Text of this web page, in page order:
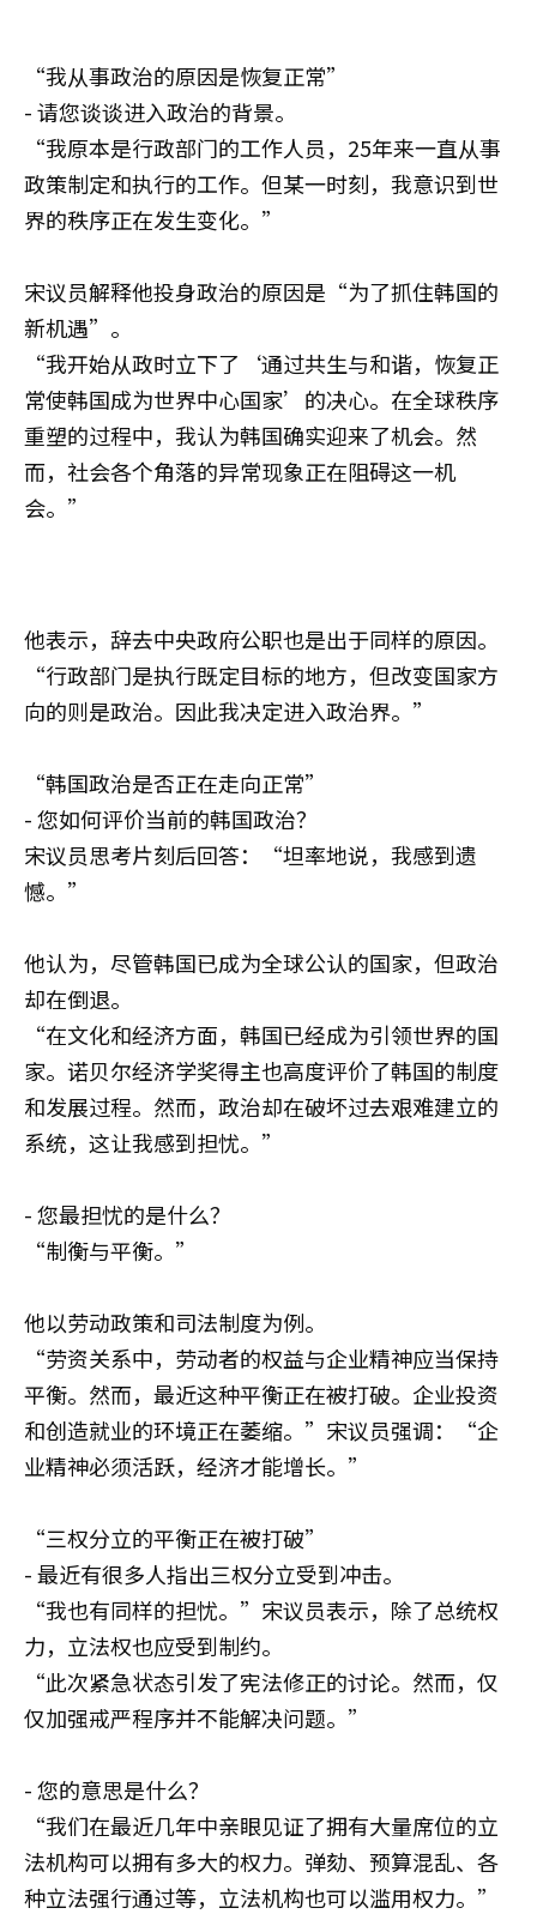
“我从事政治的原因是恢复正常”
- 请您谈谈进入政治的背景。
“我原本是行政部门的工作人员，25年来一直从事
政策制定和执行的工作。但某一时刻，我意识到世
界的秩序正在发生变化。”
宋议员解释他投身政治的原因是“为了抓住韩国的
新机遇”。
“我开始从政时立下了‘通过共生与和谐，恢复正
常使韩国成为世界中心国家’的决心。在全球秩序
重塑的过程中，我认为韩国确实迎来了机会。然
而，社会各个角落的异常现象正在阻碍这一机
会。”
他表示，辞去中央政府公职也是出于同样的原因。
“行政部门是执行既定目标的地方，但改变国家方
向的则是政治。因此我决定进入政治界。”
“韩国政治是否正在走向正常”
- 您如何评价当前的韩国政治？
宋议员思考片刻后回答：“坦率地说，我感到遗
憾。”
他认为，尽管韩国已成为全球公认的国家，但政治
却在倒退。
“在文化和经济方面，韩国已经成为引领世界的国
家。诺贝尔经济学奖得主也高度评价了韩国的制度
和发展过程。然而，政治却在破坏过去艰难建立的
系统，这让我感到担忧。”
- 您最担忧的是什么？
“制衡与平衡。”
他以劳动政策和司法制度为例。
“劳资关系中，劳动者的权益与企业精神应当保持
平衡。然而，最近这种平衡正在被打破。企业投资
和创造就业的环境正在萎缩。”宋议员强调：“企
业精神必须活跃，经济才能增长。”
“三权分立的平衡正在被打破”
- 最近有很多人指出三权分立受到冲击。
“我也有同样的担忧。”宋议员表示，除了总统权
力，立法权也应受到制约。
“此次紧急状态引发了宪法修正的讨论。然而，仅
仅加强戒严程序并不能解决问题。”
- 您的意思是什么？
“我们在最近几年中亲眼见证了拥有大量席位的立
法机构可以拥有多大的权力。弹劾、预算混乱、各
种立法强行通过等，立法机构也可以滥用权力。”